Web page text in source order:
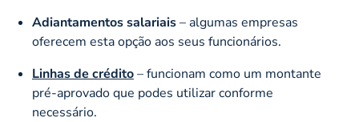
Adiantamentos salariais– algumas empresas
oferecem esta opção aos seus funcionários.
Linhas de crédito– funcionam como um montante
pré-aprovado que podes utilizar conforme
necessário.